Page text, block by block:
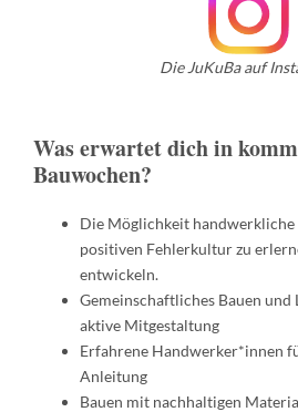
Die JuKuBa auf
Was erwartet dich in
Bauwochen?
Die Möglichkeit
positiven Fehlerkultur zu
entwickeln.
Gemeinschaftliches Bauen und
aktive Mitgestaltung
Erfahrene Handwerker*innen
Anleitung
Bauen mit nachhaltigen